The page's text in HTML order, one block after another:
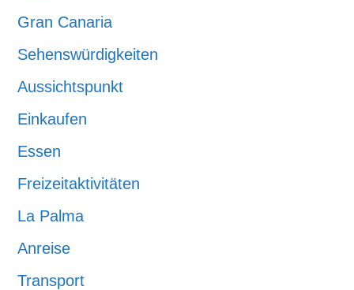
Gran Canaria
Sehenswürdigkeiten
Aussichtspunkt
Einkaufen
Essen
Freizeitaktivitäten
La Palma
Anreise
Transport